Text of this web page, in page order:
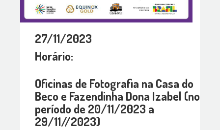
27/11/2023
Horário:
Oficinas de Fotografia na Casa do
Beco e Fazendinha Dona Izabel (no
período de 20/11/2023 a
29/11//2023)